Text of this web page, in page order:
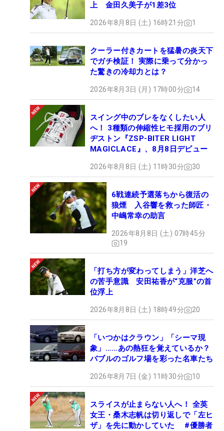
上 金田久美子が1差3位
2026年8月8日 (土) 16時21分 1
クーラー付きカートを猛暑の炎天下
でガチ検証！ 実際に乗って分かっ
た驚きの冷却力とは？
2026年8月3日 (月) 17時00分 14
スイング中のブレをなくしたい人
へ！ 3種類の伸縮性ヒモ採用のブリ
ヂストン『ZSP-BITER LIGHT
MAGICLACE』、8月8日デビュー
2026年8月8日 (土) 11時30分 30
6戦連続予選落ちから復活の
狼煙 入谷響を救った師匠・
中嶋常幸の助言
2026年8月8日 (土) 07時45分
19
「打ち方が変わってしまう」洋芝へ
の苦手意識 安田祐香が“克服”の首
位浮上
2026年8月8日 (土) 18時49分 20
「いつかはクラウン」「シーマ現
象」……あの熱狂を覚えているか？
バブルのゴルフ場を彩った名車たち
2026年8月7日 (金) 11時30分 10
スライスが止まらない人へ！ 全英
女王・桑木志帆は切り返しで「左ヒ
ザ」を先に動かしていた #優勝者